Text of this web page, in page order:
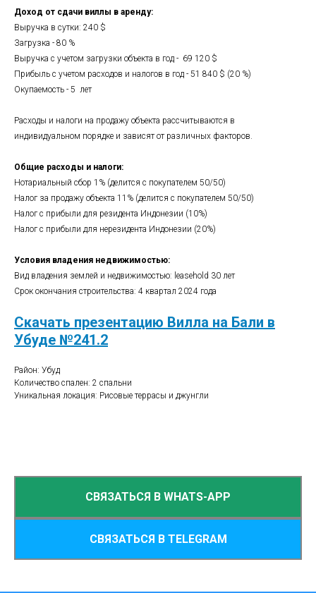
Доход от сдачи виллы в аренду:
Выручка в сутки: 240 $
Загрузка - 80 %
Выручка с учетом загрузки объекта в год - 69 120 $
Прибыль с учетом расходов и налогов в год - 51 840 $ (20 %)
Окупаемость - 5 лет
Расходы и налоги на продажу объекта рассчитываются в
индивидуальном порядке и зависят от различных факторов.
Общие расходы и налоги:
Нотариальный сбор 1% (делится с покупателем 50/50)
Налог за продажу объекта 11% (делится с покупателем 50/50)
Налог с прибыли для резидента Индонезии (10%)
Налог с прибыли для нерезидента Индонезии (20%)
Условия владения недвижимостью:
Вид владения землей и недвижимостью: leasehold 30 лет
Срок окончания строительства: 4 квартал 2024 года
Скачать презентацию Вилла на Бали в
Убуде №241.2
Район: Убуд
Количество спален: 2 спальни
Уникальная локация: Рисовые террасы и джунгли
СВЯЗАТЬСЯ В WHATS-APP
СВЯЗАТЬСЯ В TELEGRAM